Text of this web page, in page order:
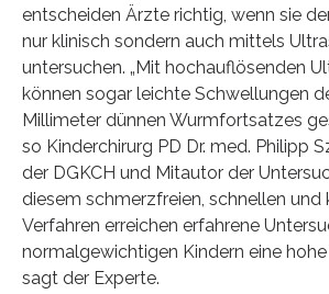
entscheiden Ärzte richtig, wenn sie
nur klinisch sondern auch mittels
untersuchen. „Mit hochauflösenden
können sogar leichte Schwellungen
Millimeter dünnen Wurmfortsatzes
so Kinderchirurg PD Dr. med. Philipp
der DGKCH und Mitautor der
diesem schmerzfreien, schnellen und
Verfahren erreichen erfahrene
normalgewichtigen Kindern eine hohe
sagt der Experte.